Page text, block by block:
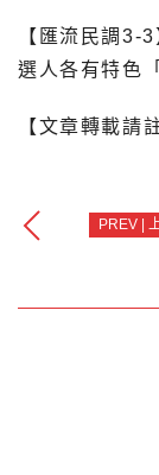
【匯流民調3-
選人各有特色
【文章轉載請
PREV |